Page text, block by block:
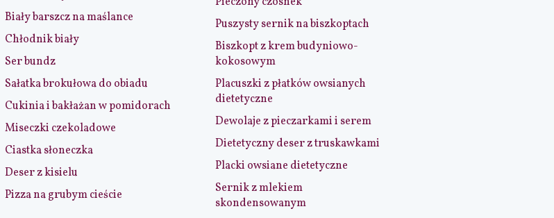
Biały barszcz na maślance
Chłodnik biały
Ser bundz
Sałatka brokułowa do obiadu
Cukinia i bakłażan w pomidorach
Miseczki czekoladowe
Ciastka słoneczka
Deser z kisielu
Pizza na grubym cieście
Puszysty sernik na biszkoptach
Biszkopt z krem budyniowo-
kokosowym
Placuszki z płatków owsianych
dietetyczne
Dewolaje z pieczarkami i serem
Dietetyczny deser z truskawkami
Placki owsiane dietetyczne
Sernik z mlekiem
skondensowanym